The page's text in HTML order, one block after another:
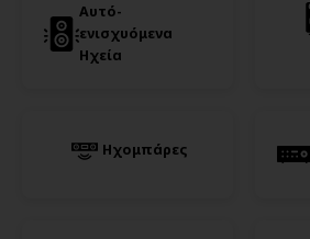
Αυτό-
ενισχυόμενα
Ηχεία
Ηχομπάρες